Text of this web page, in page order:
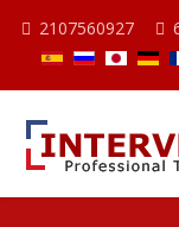
2107560927